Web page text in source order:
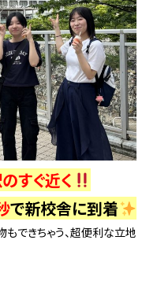
すぐ近く
で新校舎に到着
できちゃう、超便利な立地